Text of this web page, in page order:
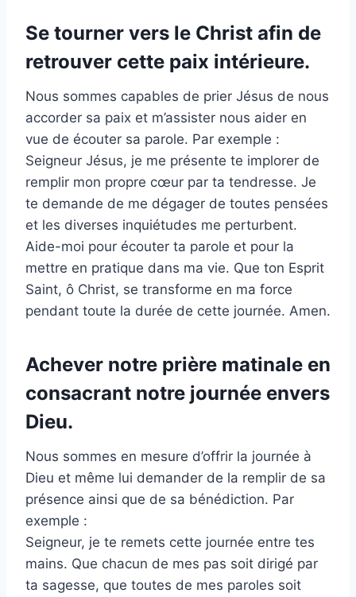
Se tourner vers le Christ afin de
retrouver cette paix intérieure.
Nous sommes capables de prier Jésus de nous
accorder sa paix et m’assister nous aider en
vue de écouter sa parole. Par exemple :
Seigneur Jésus, je me présente te implorer de
remplir mon propre cœur par ta tendresse. Je
te demande de me dégager de toutes pensées
et les diverses inquiétudes me perturbent.
Aide-moi pour écouter ta parole et pour la
mettre en pratique dans ma vie. Que ton Esprit
Saint, ô Christ, se transforme en ma force
pendant toute la durée de cette journée. Amen.
Achever notre prière matinale en
consacrant notre journée envers
Dieu.
Nous sommes en mesure d’offrir la journée à
Dieu et même lui demander de la remplir de sa
présence ainsi que de sa bénédiction. Par
exemple :
Seigneur, je te remets cette journée entre tes
mains. Que chacun de mes pas soit dirigé par
ta sagesse, que toutes de mes paroles soit